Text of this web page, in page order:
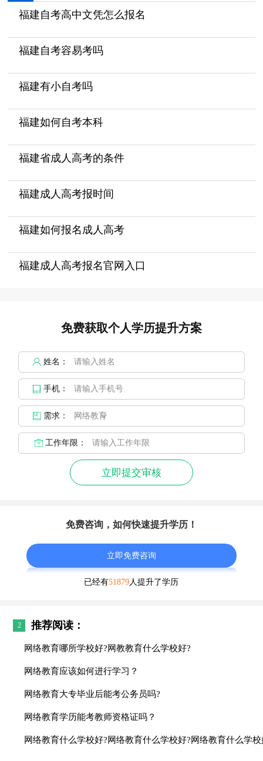
福建自考高中文凭怎么报名
福建自考容易考吗
福建有小自考吗
福建如何自考本科
福建省成人高考的条件
福建成人高考报时间
福建如何报名成人高考
福建成人高考报名官网入口
免费获取个人学历提升方案
姓名：
手机：
需求：
工作年限：
立即提交审核
免费咨询，如何快速提升学历！
立即免费咨询
已经有51879 人提升了学历
2 推荐阅读：
网络教育哪所学校好?网教教育什么学校好?
网络教育应该如何进行学习？
网络教育大专毕业后能考公务员吗?
网络教育学历能考教师资格证吗？
网络教育什么学校好?网络教育什么学校好?网络教育什么学